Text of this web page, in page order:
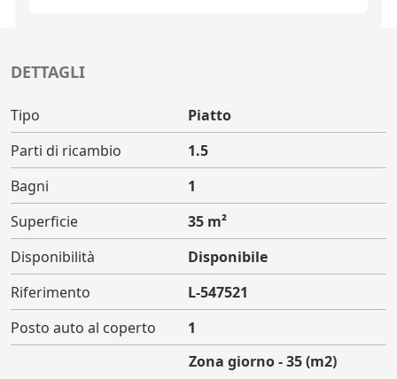
DETTAGLI
Tipo
Piatto
Parti di ricambio
1.5
Bagni
1
Superficie
35 m²
Disponibilità
Disponibile
Riferimento
L-547521
Posto auto al coperto
1
Zona giorno - 35 (m2)